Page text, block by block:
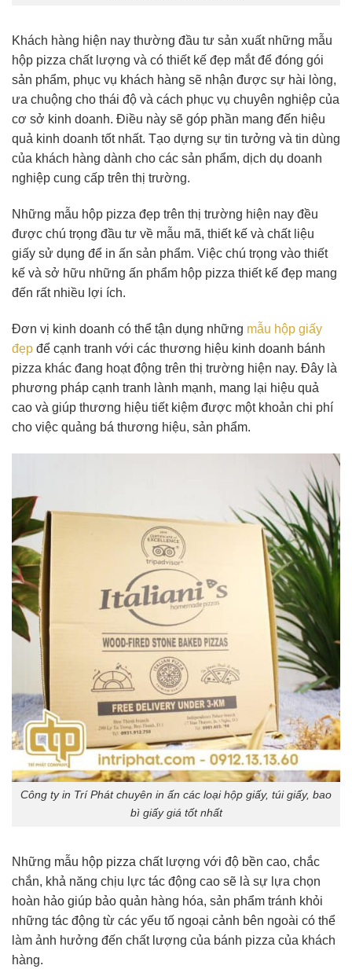
Khách hàng hiện nay thường đầu tư sản xuất những mẫu
hộp pizza chất lượng và có thiết kế đẹp mắt để đóng gói
sản phẩm, phục vụ khách hàng sẽ nhận được sự hài lòng,
ưa chuộng cho thái độ và cách phục vụ chuyên nghiệp của
cơ sở kinh doanh. Điều này sẽ góp phần mang đến hiệu
quả kinh doanh tốt nhất. Tạo dựng sự tin tưởng và tin dùng
của khách hàng dành cho các sản phẩm, dịch dụ doanh
nghiệp cung cấp trên thị trường.
Những mẫu hộp pizza đẹp trên thị trường hiện nay đều
được chú trọng đầu tư về mẫu mã, thiết kế và chất liệu
giấy sử dụng để in ấn sản phẩm. Việc chú trọng vào thiết
kế và sở hữu những ấn phẩm hộp pizza thiết kế đẹp mang
đến rất nhiều lợi ích.
Đơn vị kinh doanh có thể tận dụng những mẫu hộp giấy
đẹp để cạnh tranh với các thương hiệu kinh doanh bánh
pizza khác đang hoạt động trên thị trường hiện nay. Đây là
phương pháp cạnh tranh lành mạnh, mang lại hiệu quả
cao và giúp thương hiệu tiết kiệm được một khoản chi phí
cho việc quảng bá thương hiệu, sản phẩm.
Công ty in Trí Phát chuyên in ấn các loại hộp giấy, túi giấy, bao
bì giấy giá tốt nhất
Những mẫu hộp pizza chất lượng với độ bền cao, chắc
chắn, khả năng chịu lực tác động cao sẽ là sự lựa chọn
hoàn hảo giúp bảo quản hàng hóa, sản phẩm tránh khỏi
những tác động từ các yếu tố ngoại cảnh bên ngoài có thể
làm ảnh hưởng đến chất lượng của bánh pizza của khách
hàng.